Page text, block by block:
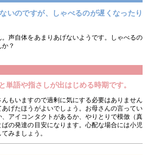
いのですが、しゃべるのが遅くなったり
声自体をあまりあげないようです。しゃべるの
？
単語や指さしが出はじめる時期です。
もいますので過剰に気にする必要はありません
げたほうがよいでしょう。お母さんの言ってい
アイコンタクトがあるか、やりとりで模倣（真
の発達の目安になります。心配な場合には小児
みましょう。